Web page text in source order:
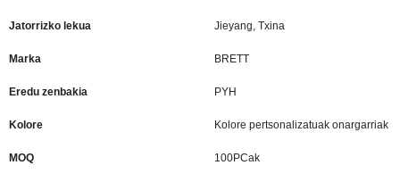
Jatorrizko lekua Jieyang, Txina
Marka BRETT
Eredu zenbakia PYH
Kolore Kolore pertsonalizatuak onargarriak
MOQ 100PCak